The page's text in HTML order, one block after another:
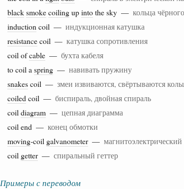
blacksmokecoilingupintothe sky — кольца
induction coil — индукционная катушка
resistancecoil — катушка сопротивления
coil ofcable — бухта кабеля
to coil a spring — навивать пружину
snakescoil — змеи извиваются, свёртываются
coiled coil — биспираль, двойная спираль
coil diagram — цепная диаграмма
coil end — конец обмотки
moving-coil galvanometer—
coil getter— спиральный геттер
Примеры с переводом